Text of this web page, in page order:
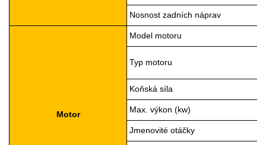
Nosnost zadních náprav
Motor
Model motoru
Typ motoru
Koňská síla
Max. výkon (kw)
Jmenovité otáčky